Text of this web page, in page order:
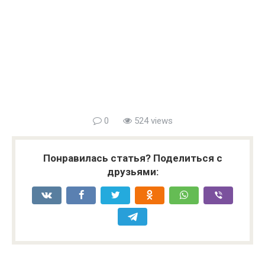
0 524 views
Понравилась статья? Поделиться с
друзьями: